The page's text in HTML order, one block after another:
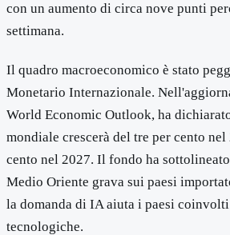
con un aumento di circa nove punti
settimana.
Il quadro macroeconomico è stato
Monetario Internazionale.
World Economic Outlook, ha
mondiale crescerà del tre per cento
cento nel 2027. Il fondo ha
Medio Oriente grava sui paesi
la domanda di IA aiuta i paesi
tecnologiche.